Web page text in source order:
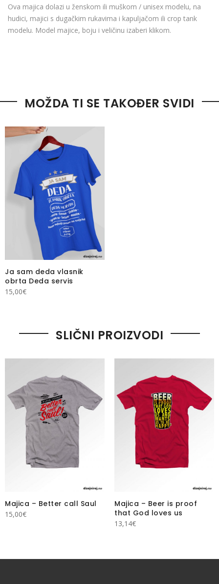
Ova majica dolazi u ženskom ili muškom / unisex modelu, na
hudici, majici s dugačkim rukavima i kapuljačom ili crop tank
modelu. Model majice, boju i veličinu izaberi klikom.
MOŽDA TI SE TAKOĐER SVIDI
Ja sam deda vlasnik
obrta Deda servis
15,00€
SLIČNI PROIZVODI
Majica – Better call Saul
15,00€
Majica – Beer is proof
that God loves us
13,14€